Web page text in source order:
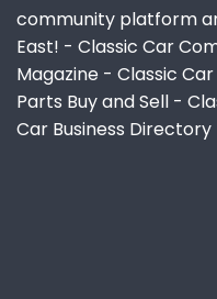
community platform
East! - Classic Car
Magazine - Classic
Parts Buy and Sell -
Car Business Directory